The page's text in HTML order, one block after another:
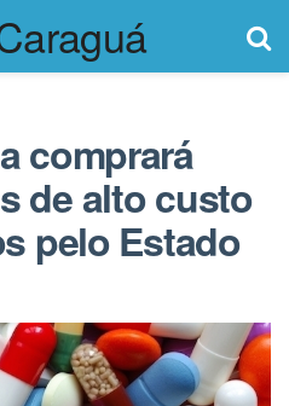
comprará
de alto custo
pelo Estado